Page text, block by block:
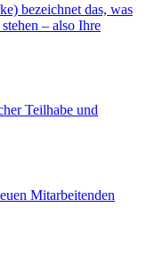
bezeichnet das, was
– also Ihre
Teilhabe und
Mitarbeitenden